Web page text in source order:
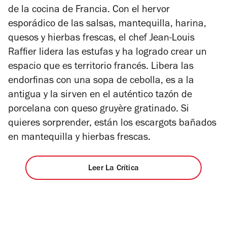
estrellas
de la cocina de Francia. Con el hervor
esporádico de las salsas, mantequilla, harina,
quesos y hierbas frescas, el chef Jean-Louis
Raffier lidera las estufas y ha logrado crear un
espacio que es territorio francés. Libera las
endorfinas con una sopa de cebolla, es a la
antigua y la sirven en el auténtico tazón de
porcelana con queso gruyère gratinado. Si
quieres sorprender, están los escargots bañados
en mantequilla y hierbas frescas.
Leer La Crítica